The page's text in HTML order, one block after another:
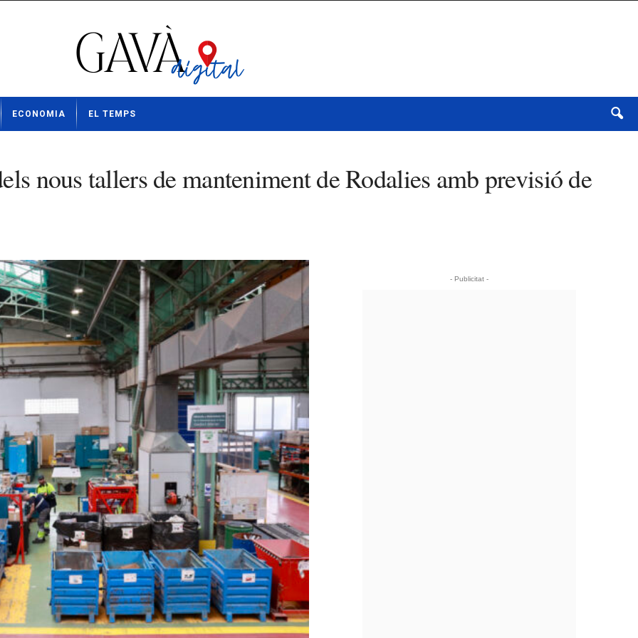
ECONOMIA EL TEMPS
nous tallers de manteniment de Rodalies amb previsió de
- Publicitat -